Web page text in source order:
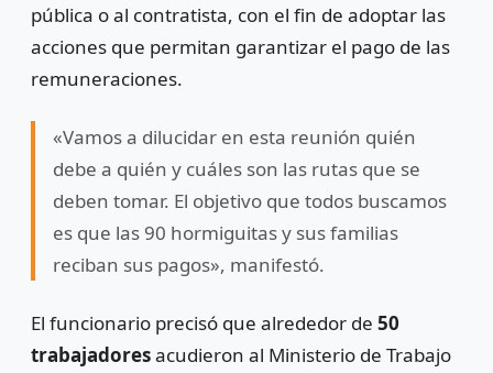
pública o al contratista, con el fin de adoptar las
acciones que permitan garantizar el pago de las
remuneraciones.
«Vamos a dilucidar en esta reunión quién
debe a quién y cuáles son las rutas que se
deben tomar. El objetivo que todos buscamos
es que las 90 hormiguitas y sus familias
reciban sus pagos», manifestó.
El funcionario precisó que alrededor de 50
trabajadoresacudieron al Ministerio de Trabajo